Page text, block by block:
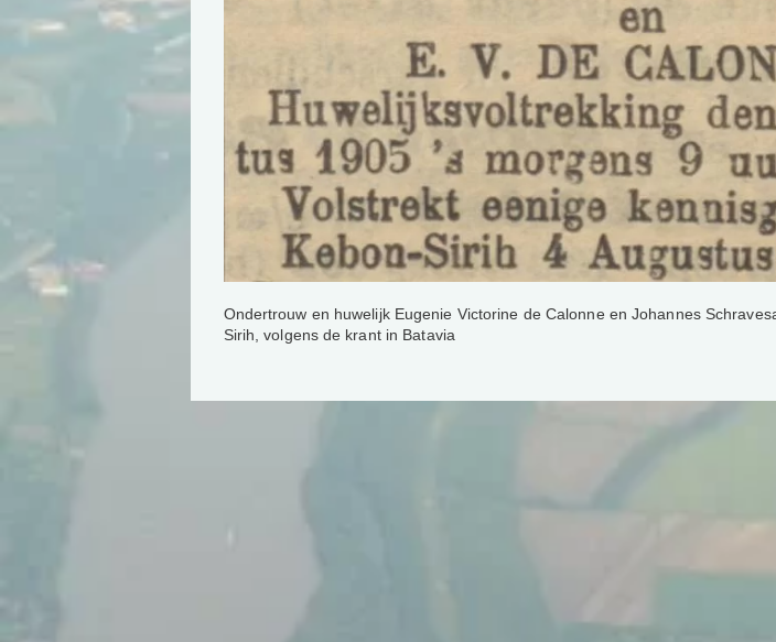
Ondertrouw en huwelijk Eugenie Victorine de Calonne en Johannes
Sirih, volgens de krant in Batavia